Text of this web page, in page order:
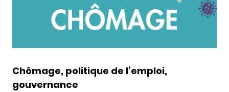
Chômage, politique de l’emploi,
gouvernance